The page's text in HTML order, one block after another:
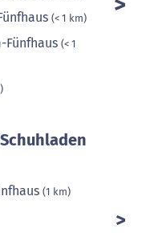
(< 1 km)
(< 1
(1 km)